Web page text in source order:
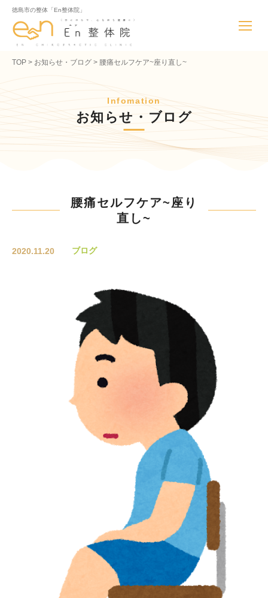
徳島市の整体「En整体院」
TOP お知らせ・ブログ 腰痛セルフケア~座り直し~
Infomation
お知らせ・ブログ
腰痛セルフケア~座り
直し~
2020.11.20 ブログ